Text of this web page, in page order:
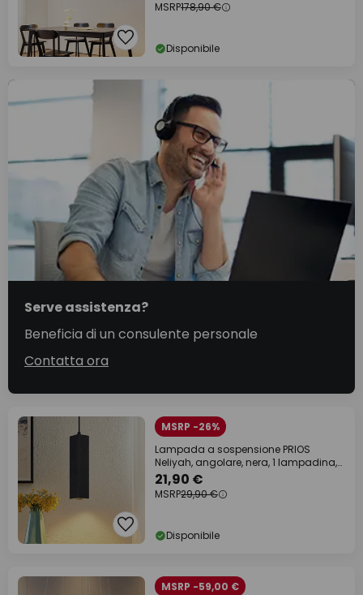
MSRP178,90 €
Disponibile
Serve assistenza?
Beneficia di un consulente personale
Contatta ora
MSRP -26%
Lampada a sospensione PRIOS
Neliyah, angolare, nera, 1 lampadina,
GU10
21,90 €
MSRP29,90 €
Disponibile
MSRP -59,00 €